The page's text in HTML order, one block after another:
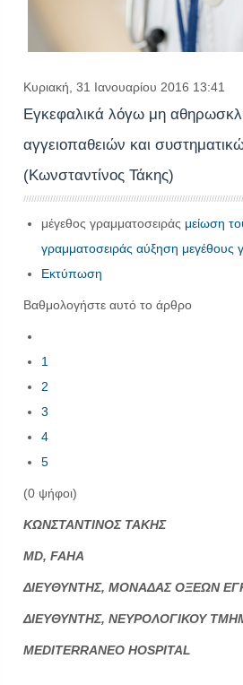
Κυριακή, 31 Ιανουαρίου 2016 13:41
Εγκεφαλικά λόγω μη
αγγειοπαθειών και
(Κωνσταντίνος Τάκης)
μέγεθος γραμματοσειράς μείωση
γραμματοσειράς αύξηση μεγέθους
Εκτύπωση
Βαθμολογήστε αυτό το άρθρο
1
2
3
4
5
(0 ψήφοι)
ΚΩΝΣΤΑΝΤΙΝΟΣ ΤΑΚΗΣ
MD, FAHA
ΔΙΕΥΘΥΝΤΗΣ, ΜΟΝΑΔΑΣ ΟΞΕΩΝ
ΔΙΕΥΘΥΝΤΗΣ, ΝΕΥΡΟΛΟΓΙΚΟΥ
MEDITERRANEO HOSPITAL